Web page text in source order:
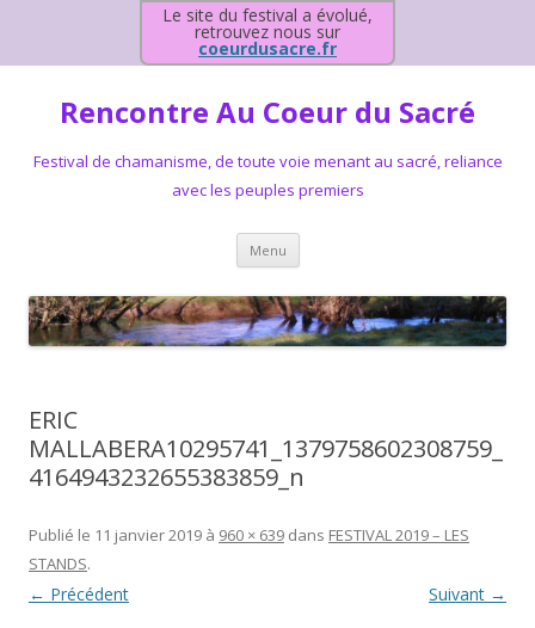
Le site du festival a évolué,
retrouvez nous sur
coeurdusacre.fr
Rencontre Au Coeur du Sacré
Festival de chamanisme, de toute voie menant au sacré, reliance
avec les peuples premiers
Menu Aller au contenu principal
ERIC
MALLABERA10295741_1379758602308759_
4164943232655383859_n
Publié le 11 janvier 2019 à 960 × 639 dans FESTIVAL 2019 – LES
STANDS.
← Précédent Suivant →